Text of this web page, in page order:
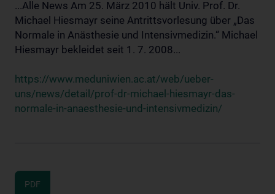
...Alle News Am 25. März 2010 hält Univ. Prof. Dr.
Michael Hiesmayr seine Antrittsvorlesung über „Das
Normale in Anästhesie und Intensivmedizin.“ Michael
Hiesmayr bekleidet seit 1. 7. 2008...
https://www.meduniwien.ac.at/web/ueber-
uns/news/detail/prof-dr-michael-hiesmayr-das-
normale-in-anaesthesie-und-intensivmedizin/
PDF